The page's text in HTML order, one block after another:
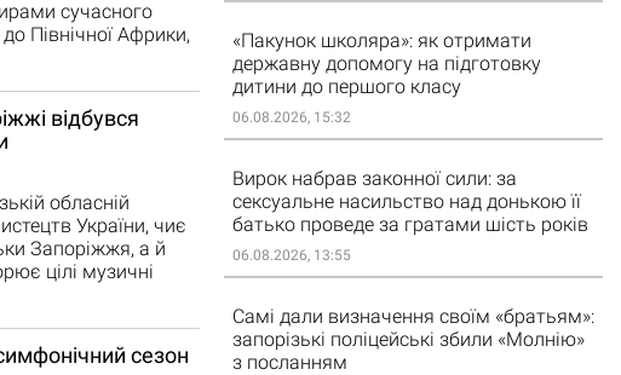
сучасного
Північної Африки,
відбувся
обласній
України, чиє
Запоріжжя, а й
цілі музичні
сезон
«Пакунок школяра»: як отримати
державну допомогу на підготовку
дитини до першого класу
06.08.2026, 15:32
Вирок набрав законної сили: за
сексуальне насильство над донькою її
батько проведе за гратами шість років
06.08.2026, 13:55
Самі дали визначення своїм «братьям»:
запорізькі поліцейські збили «Молнію»
з посланням